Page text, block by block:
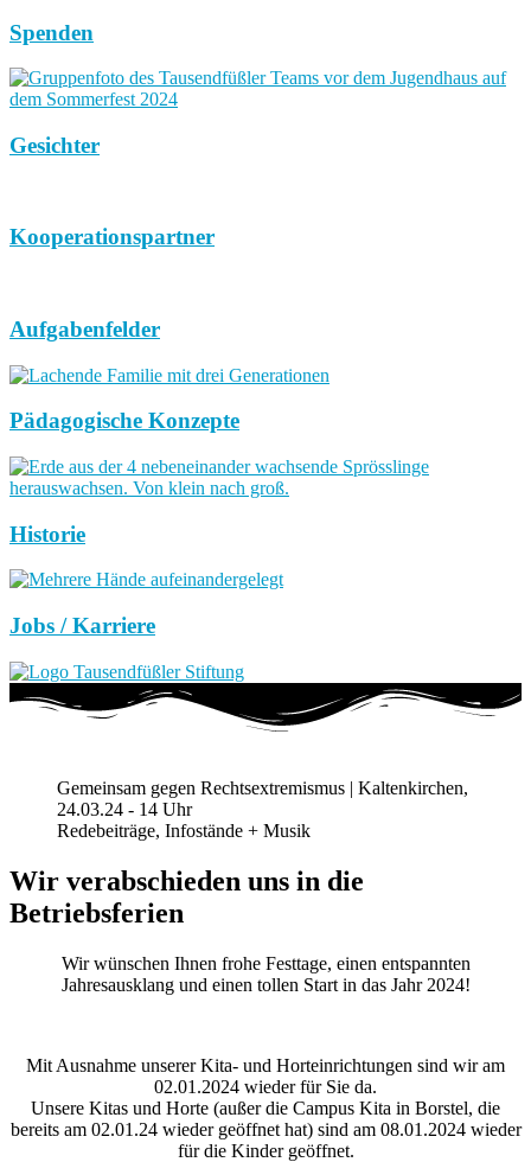
Spenden
Gesichter
Kooperationspartner
Aufgabenfelder
Pädagogische Konzepte
Historie
Jobs / Karriere
Gemeinsam gegen Rechtsextremismus | Kaltenkirchen,
24.03.24 - 14 Uhr
Redebeiträge, Infostände + Musik
Wir verabschieden uns in die
Betriebsferien
Wir wünschen Ihnen frohe Festtage, einen entspannten
Jahresausklang und einen tollen Start in das Jahr 2024!
Mit Ausnahme unserer Kita- und Horteinrichtungen sind wir am
02.01.2024 wieder für Sie da.
Unsere Kitas und Horte (außer die Campus Kita in Borstel, die
bereits am 02.01.24 wieder geöffnet hat) sind am 08.01.2024 wieder
für die Kinder geöffnet.